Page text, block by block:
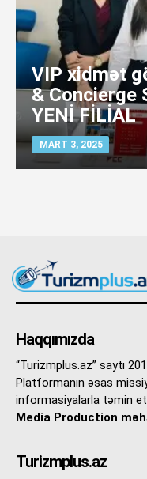
VIP xidmət
& Concierge
YENİ FİLİAL
MART 3, 2025
Haqqımızda
“Turizmplus.az” saytı
Platformanın əsas
informasiyalarla təmin
Media Production
Turizmplus.az